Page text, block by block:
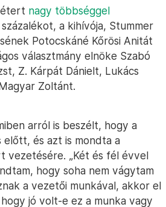
nagy többséggel
a kihívója, Stummer
Potocskáné Kőrösi Anitát
választmány elnöke Szabó
Z. Kárpát Dánielt, Lukács
Zoltánt.
arról is beszélt, hogy a
és azt is mondta a
vezetésére. „Két és fél évvel
hogy soha nem vágytam
a vezetői munkával, akkor el
jó volt-e ez a munka vagy